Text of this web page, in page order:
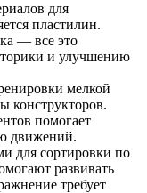
для
пластилин.
— все это
и улучшению
мелкой
конструкторов.
помогает
движений.
для сортировки по
развивать
требует